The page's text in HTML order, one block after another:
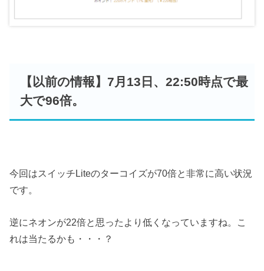
【以前の情報】7月13日、22:50時点で最
大で96倍。
今回はスイッチLiteのターコイズが70倍と非常に高い状況
です。
逆にネオンが22倍と思ったより低くなっていますね。こ
れは当たるかも・・・？